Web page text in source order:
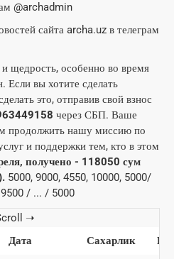
@archadmin
сайта archa.uz в телеграм
щедрость, особенно во время
Если вы хотите сделать
это, отправив свой взнос
через СБП. Ваше
продолжить нашу миссию по
и поддержки тем, кто в этом
получено - 118050 сум
5000, 9000, 4550, 10000, 5000/
/ ... / 5000
Дата Сахарлик